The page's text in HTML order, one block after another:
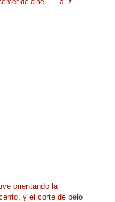
de cine a- z
orientando la
y el corte de pelo